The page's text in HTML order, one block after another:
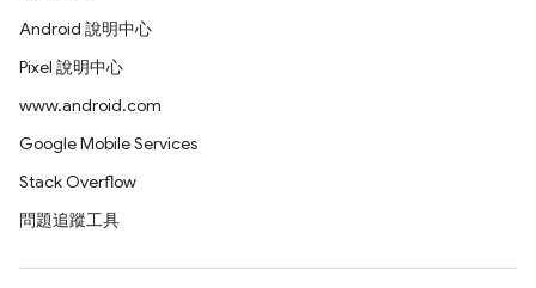
Android 說明中心
Pixel 說明中心
www.android.com
Google Mobile Services
Stack Overflow
問題追蹤工具